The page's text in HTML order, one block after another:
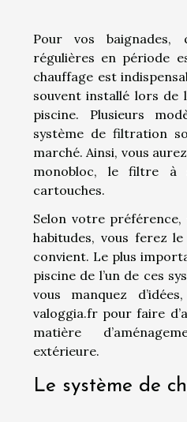
Pour vos baignades,
régulières en période
chauffage est
souvent installé lors de
piscine. Plusieurs
système de filtration
marché. Ainsi, vous
monobloc, le filtre
cartouches.
Selon votre
habitudes, vous ferez
convient. Le plus
piscine de l’un de ces
vous manquez
valoggia.fr pour faire
matière
extérieure.
Le système de